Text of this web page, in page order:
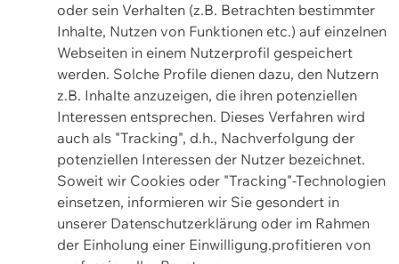
oder sein Verhalten (z.B. Betrachten bestimmter
Inhalte, Nutzen von Funktionen etc.) auf einzelnen
Webseiten in einem Nutzerprofil gespeichert
werden. Solche Profile dienen dazu, den Nutzern
z.B. Inhalte anzuzeigen, die ihren potenziellen
Interessen entsprechen. Dieses Verfahren wird
auch als "Tracking", d.h., Nachverfolgung der
potenziellen Interessen der Nutzer bezeichnet.
Soweit wir Cookies oder "Tracking"-Technologien
einsetzen, informieren wir Sie gesondert in
unserer Datenschutzerklärung oder im Rahmen
der Einholung einer Einwilligung.profitieren von